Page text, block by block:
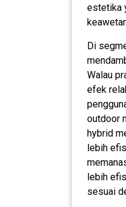
estetika
Di
Walau
efek
outdoor
hybrid
lebih
lebih
sesuai